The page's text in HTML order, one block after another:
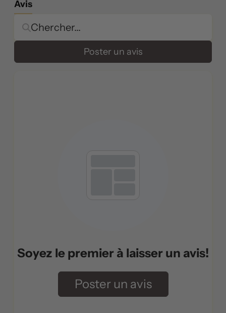
Avis
Poster un avis
Soyez le premier à laisser un avis!
Poster un avis